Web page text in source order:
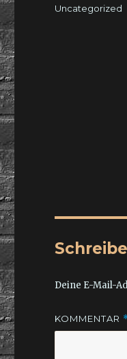
Kategorien
Uncategorized
Deine E-Mail-
KOMMENTAR